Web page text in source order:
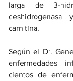
larga de 3-
carnitina.
Según el Dr.
enfermedades
cientos de